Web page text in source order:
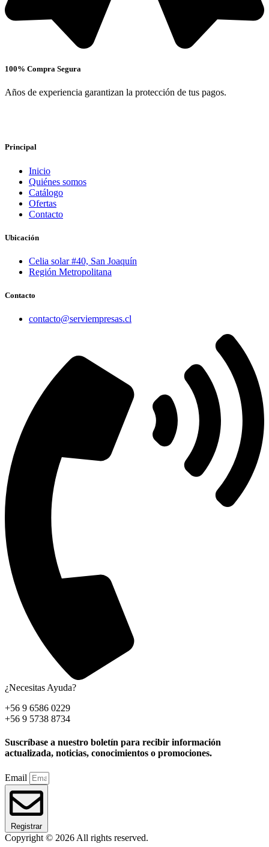
100% Compra Segura
Años de experiencia garantizan la protección de tus pagos.
Principal
Inicio
Quiénes somos
Catálogo
Ofertas
Contacto
Ubicación
Celia solar #40, San Joaquín
Región Metropolitana
Contacto
contacto@serviempresas.cl
¿Necesitas Ayuda?
+56 9 6586 0229
+56 9 5738 8734
Suscríbase a nuestro boletín para recibir información
actualizada, noticias, conocimientos o promociones.
Email
Registrar
Copyright © 2026 All rights reserved.